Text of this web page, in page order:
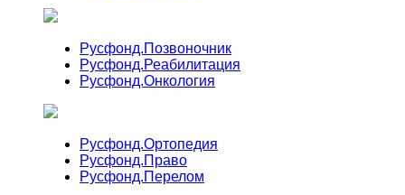
Русфонд.Позвоночник
Русфонд.Реабилитация
Русфонд.Онкология
Русфонд.Ортопедия
Русфонд.Право
Русфонд.Перелом